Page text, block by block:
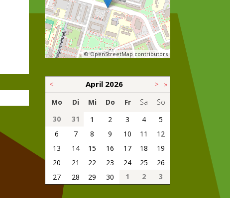
© OpenStreetMap contributors
< April 2026 > »
Mo Di Mi Do Fr Sa
So
30
31 1 2 3 4
5
6
7 8 9 10 11
12
13
14 15 16 17 18
19
20
21 22 23 24 25
26
27
28 29 30 1 2 3